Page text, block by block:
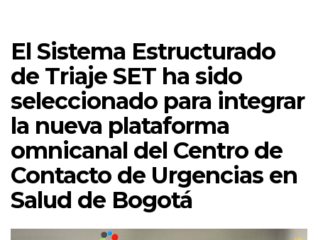
El Sistema Estructurado
de Triaje SET ha sido
seleccionado para integrar
la nueva plataforma
omnicanal del Centro de
Contacto de Urgencias en
Salud de Bogotá